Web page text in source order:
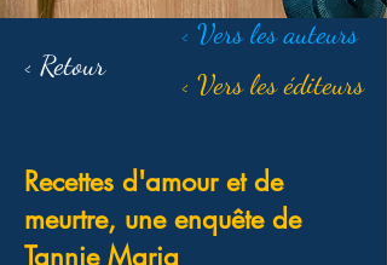
< Retour
< Vers les auteurs
< Vers les éditeurs
Recettes d'amour et de
meurtre, une enquête de
Tannie Maria